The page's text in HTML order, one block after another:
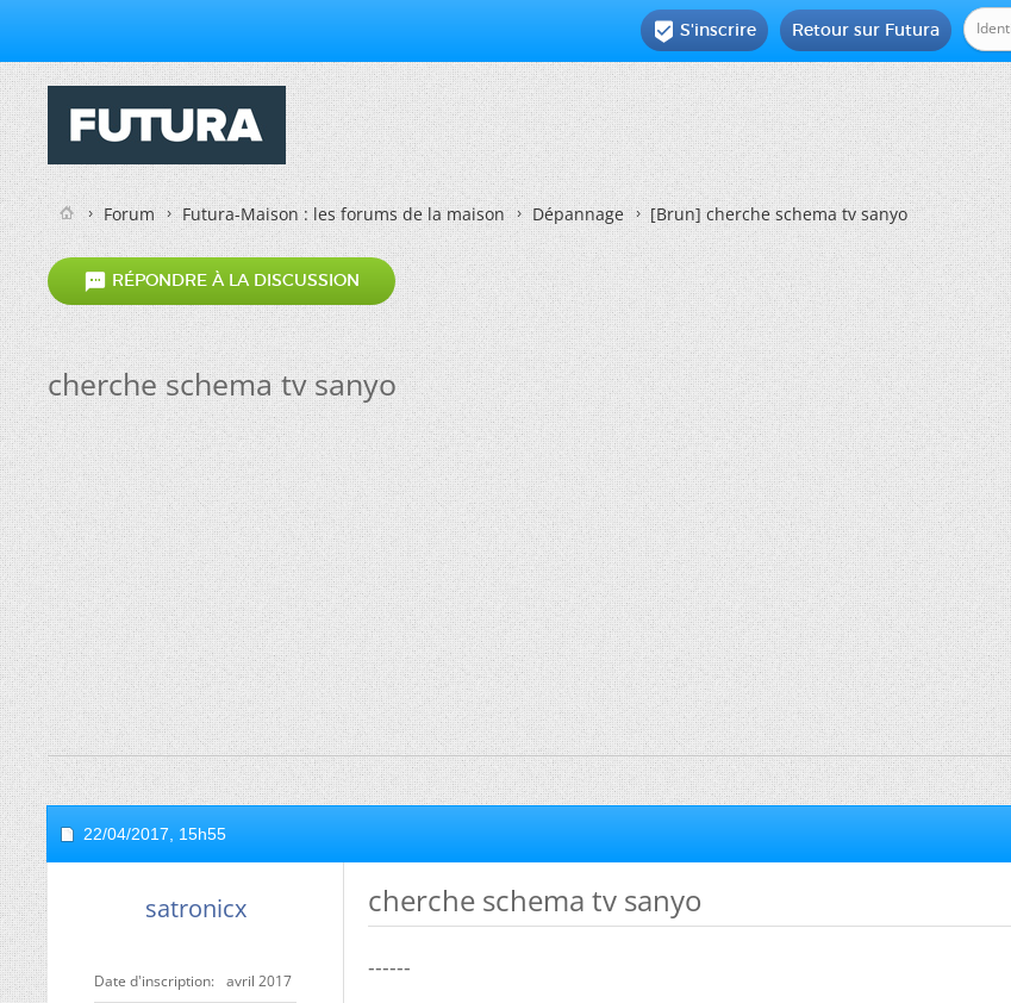
Retour sur Futura
 S'inscrire
Forum Futura-Maison : les forums de la maison Dépannage [Brun]cherche schema tv sanyo
 RÉPONDRE À LA DISCUSSION
cherche schema tv sanyo
22/04/2017, 15h55
satronicx
Date d'inscription avril 2017
cherche schema tv sanyo
------